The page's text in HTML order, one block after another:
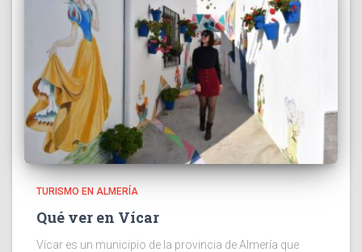
TURISMO EN ALMERÍA
Qué ver en Vícar
Vícar es un municipio de la provincia de Almería que